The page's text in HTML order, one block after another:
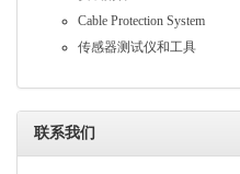
Cable Protection System
传感器测试仪和工具
联系我们